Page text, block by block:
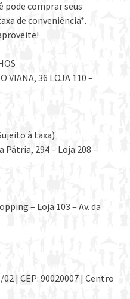
pode comprar seus
de conveniência*.
VIANA, 36 LOJA 110 –
à taxa)
Pátria, 294 – Loja 208 –
– Loja 103 – Av. da
| CEP: 90020007 | Centro